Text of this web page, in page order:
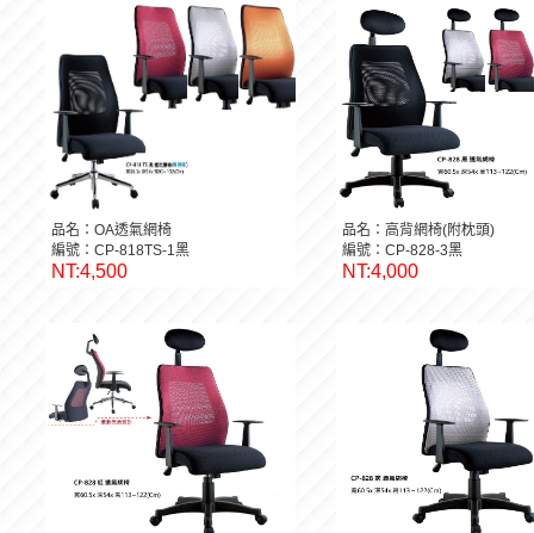
品名：OA透氣網椅
編號：CP-818TS-1黑
NT:4,500
品名：高背網椅(附枕頭)
編號：CP-828-3黑
NT:4,000